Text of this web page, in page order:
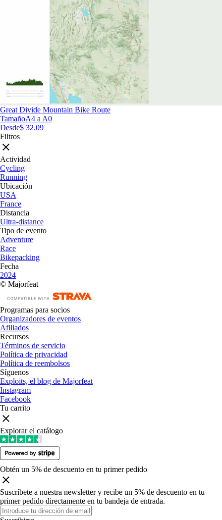
Great Divide Mountain Bike Route
TamañoA4 a A0
Desde$ 32.09
Filtros
Actividad
Cycling
Running
Ubicación
USA
France
Distancia
Ultra-distance
Tipo de evento
Adventure
Race
Bikepacking
Fecha
2024
© Majorfeat
Programas para socios
Organizadores de eventos
Afiliados
Recursos
Términos de servicio
Política de privacidad
Política de reembolsos
Síguenos
Exploits, el blog de Majorfeat
Instagram
Facebook
Tu carrito
Explorar el catálogo
Obtén un 5% de descuento en tu primer pedido
Suscríbete a nuestra newsletter y recibe un 5% de descuento en tu
primer pedido directamente en tu bandeja de entrada.